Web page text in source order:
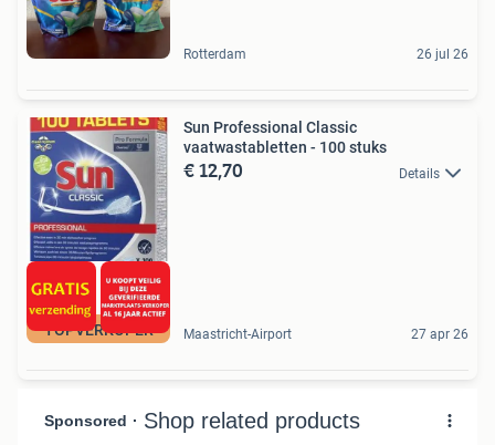
Rotterdam 26 jul 26
TOPVERKOPER
Sun Professional Classic
vaatwastabletten - 100 stuks
€ 12,70 Details
Maastricht-Airport 27 apr 26